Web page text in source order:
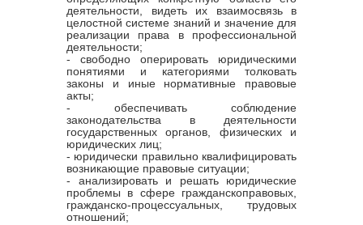
деятельности, видеть их взаимосвязь в
целостной системе знаний и значение для
реализации права в профессиональной
деятельности;
- свободно оперировать юридическими
понятиями и категориями толковать
законы и иные нормативные правовые
акты;
- обеспечивать соблюдение
законодательства в деятельности
государственных органов, физических и
юридических лиц;
- юридически правильно квалифицировать
возникающие правовые ситуации;
- анализировать и решать юридические
проблемы в сфере гражданскоправовых,
гражданско-процессуальных, трудовых
отношений;